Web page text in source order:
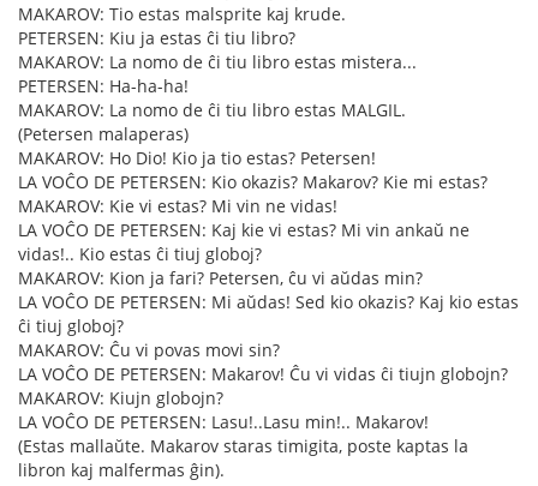
MAKAROV: Tio estas malsprite kaj krude.
PETERSEN: Kiu ja estas ĉi tiu libro?
MAKAROV: La nomo de ĉi tiu libro estas mistera...
PETERSEN: Ha-ha-ha!
MAKAROV: La nomo de ĉi tiu libro estas MALGIL.
(Petersen malaperas)
MAKAROV: Ho Dio! Kio ja tio estas? Petersen!
LA VOĈO DE PETERSEN: Kio okazis? Makarov? Kie mi estas?
MAKAROV: Kie vi estas? Mi vin ne vidas!
LA VOĈO DE PETERSEN: Kaj kie vi estas? Mi vin ankaŭ ne
vidas!.. Kio estas ĉi tiuj globoj?
MAKAROV: Kion ja fari? Petersen, ĉu vi aŭdas min?
LA VOĈO DE PETERSEN: Mi aŭdas! Sed kio okazis? Kaj kio estas
ĉi tiuj globoj?
MAKAROV: Ĉu vi povas movi sin?
LA VOĈO DE PETERSEN: Makarov! Ĉu vi vidas ĉi tiujn globojn?
MAKAROV: Kiujn globojn?
LA VOĈO DE PETERSEN: Lasu!..Lasu min!.. Makarov!
(Estas mallaŭte. Makarov staras timigita, poste kaptas la
libron kaj malfermas ĝin).